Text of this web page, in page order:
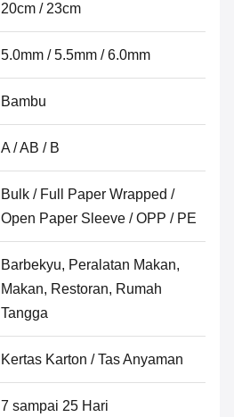
20cm / 23cm
5.0mm / 5.5mm / 6.0mm
Bambu
A / AB / B
Bulk / Full Paper Wrapped /
Open Paper Sleeve / OPP / PE
Barbekyu, Peralatan Makan,
Makan, Restoran, Rumah
Tangga
Kertas Karton / Tas Anyaman
7 sampai 25 Hari